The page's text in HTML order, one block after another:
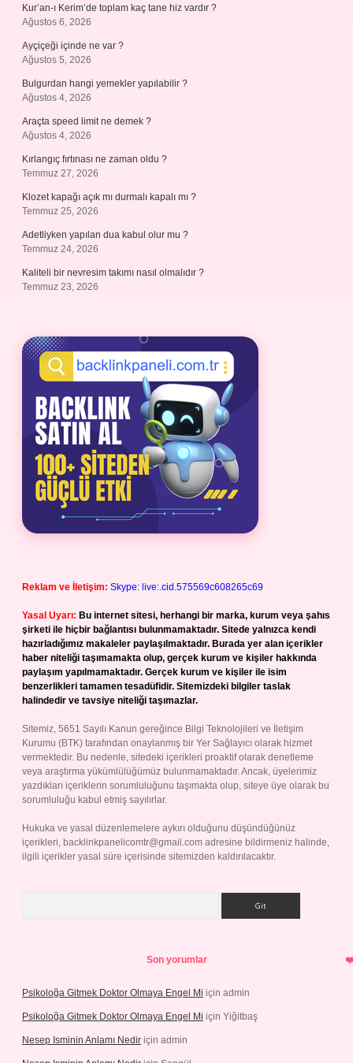
Kur’an-ı Kerim’de toplam kaç tane hiz vardır ?
Ağustos 6, 2026
Ayçiçeği içinde ne var ?
Ağustos 5, 2026
Bulgurdan hangi yemekler yapılabilir ?
Ağustos 4, 2026
Araçta speed limit ne demek ?
Ağustos 4, 2026
Kırlangıç fırtınası ne zaman oldu ?
Temmuz 27, 2026
Klozet kapağı açık mı durmalı kapalı mı ?
Temmuz 25, 2026
Adetliyken yapılan dua kabul olur mu ?
Temmuz 24, 2026
Kaliteli bir nevresim takımı nasıl olmalıdır ?
Temmuz 23, 2026
Reklam ve İletişim: Skype: live:.cid.575569c608265c69
Yasal Uyarı: Bu internet sitesi, herhangi bir marka, kurum veya şahıs
şirketi ile hiçbir bağlantısı bulunmamaktadır. Sitede yalnızca kendi
hazırladığımız makaleler paylaşılmaktadır. Burada yer alan içerikler
haber niteliği taşımamakta olup, gerçek kurum ve kişiler hakkında
paylaşım yapılmamaktadır. Gerçek kurum ve kişiler ile isim
benzerlikleri tamamen tesadüfidir. Sitemizdeki bilgiler taslak
halindedir ve tavsiye niteliği taşımazlar.
Sitemiz, 5651 Sayılı Kanun gereğince Bilgi Teknolojileri ve İletişim
Kurumu (BTK) tarafından onaylanmış bir Yer Sağlayıcı olarak hizmet
vermektedir. Bu nedenle, sitedeki içerikleri proaktif olarak denetleme
veya araştırma yükümlülüğümüz bulunmamaktadır. Ancak, üyelerimiz
yazdıkları içeriklerin sorumluluğunu taşımakta olup, siteye üye olarak bu
sorumluluğu kabul etmiş sayılırlar.
Hukuka ve yasal düzenlemelere aykırı olduğunu düşündüğünüz
içerikleri, backlinkpanelicomtr@gmail.com adresine bildirmeniz halinde,
ilgili içerikler yasal süre içerisinde sitemizden kaldırılacaktır.
Son yorumlar
Psikoloğa Gitmek Doktor Olmaya Engel Mi için admin
Psikoloğa Gitmek Doktor Olmaya Engel Mi için Yiğitbaş
Nesep Isminin Anlamı Nedir için admin